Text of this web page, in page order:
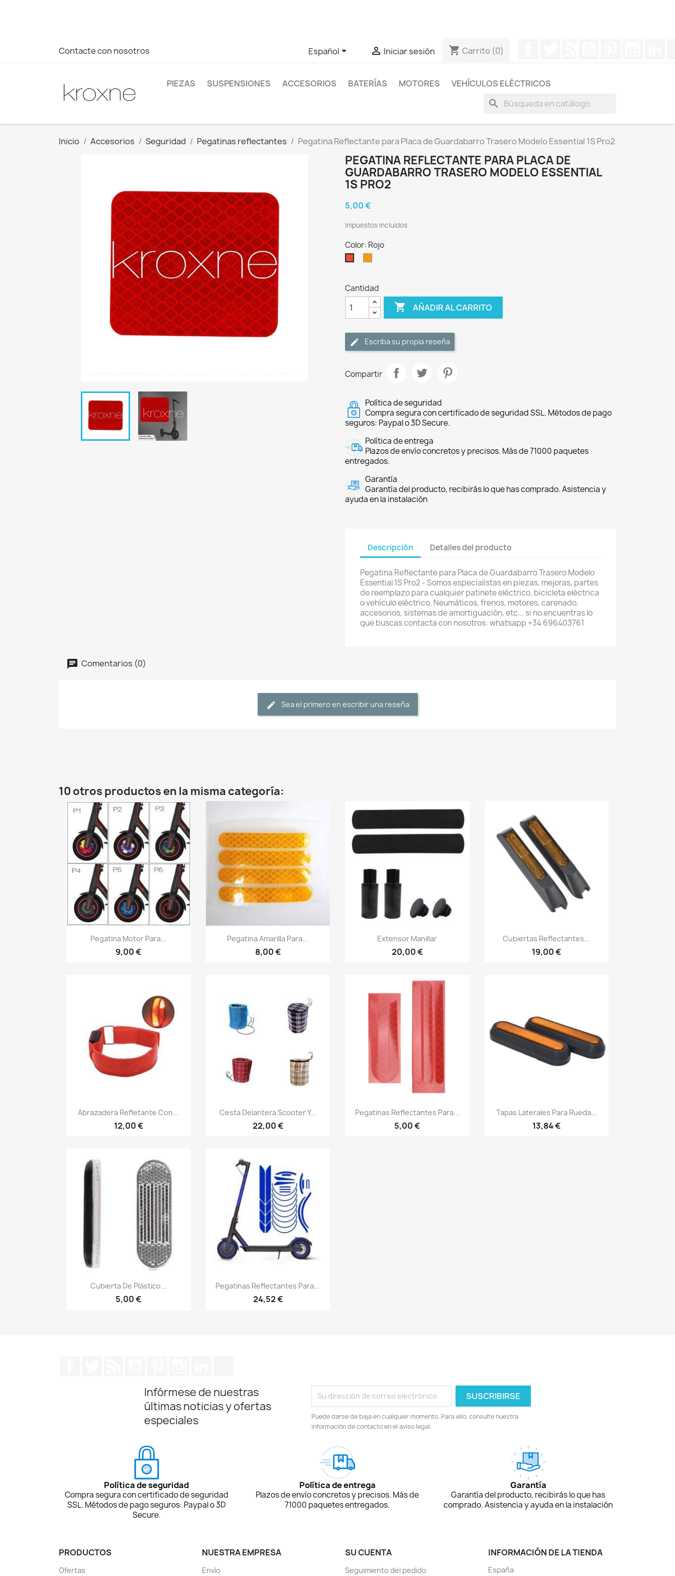
Contacte con nosotros Español  Iniciar sesión shopping_cart Carrito (0)
PIEZAS SUSPENSIONES ACCESORIOS BATERÍAS MOTORES VEHÍCULOS ELÉCTRICOS
search
Inicio Accesorios Seguridad Pegatinas reflectantes Pegatina Reflectante para Placa de Guardabarro Trasero Modelo Essential 1S Pro2
PEGATINA REFLECTANTE PARA PLACA DE
GUARDABARRO TRASERO MODELO ESSENTIAL
1S PRO2
5,00 €
Impuestos incluidos
Color: Rojo
Cantidad
 AÑADIR AL CARRITO
Escriba su propia reseña
Compartir
Política de seguridad
Compra segura con certificado de seguridad SSL. Métodos de pago
seguros: Paypal o 3D Secure.
Política de entrega
Plazos de envío concretos y precisos. Más de 71000 paquetes
entregados.
Garantía
Garantía del producto, recibirás lo que has comprado. Asistencia y
ayuda en la instalación
Descripción Detalles del producto
Pegatina Reflectante para Placa de Guardabarro Trasero Modelo
Essential 1S Pro2 - Somos especialistas en piezas, mejoras, partes
de reemplazo para cualquier patinete eléctrico, bicicleta eléctrica
o vehículo eléctrico. Neumáticos, frenos, motores, carenado,
accesorios, sistemas de amortiguación, etc... si no encuentras lo
que buscas contacta con nosotros: whatsapp +34 696403761
Comentarios (0)
Sea el primero en escribir una reseña
10 otros productos en la misma categoría:
Vista rápida
Pegatina Motor Para...
9,00 €
Vista rápida
Pegatina Amarilla Para...
8,00 €
Vista rápida
Extensor Manillar
20,00 €
Vista rápida
Cubiertas Reflectantes...
19,00 €
Vista rápida
Abrazadera Refletante Con...
12,00 €
Vista rápida
Cesta Delantera Scooter Y...
22,00 €
 Vista rápida
Pegatinas Reflectantes Para...
5,00 €
Vista rápida
Tapas Laterales Para Rueda...
13,84 €
Vista rápida
Cubierta De Plástico...
5,00 €
 Vista rápida
Pegatinas Reflectantes Para...
24,52 €
Infórmese de nuestras
últimas noticias y ofertas
especiales
Puede darse de baja en cualquier momento. Para ello, consulte nuestra
información de contacto en el aviso legal.
Política de seguridad
Compra segura con certificado de seguridad
SSL. Métodos de pago seguros: Paypal o 3D
Secure.
Política de entrega
Plazos de envío concretos y precisos. Más de
71000 paquetes entregados.
Garantía
Garantía del producto, recibirás lo que has
comprado. Asistencia y ayuda en la instalación
PRODUCTOS
Ofertas
NUESTRA EMPRESA
Envío
SU CUENTA
Seguimiento del pedido
INFORMACIÓN DE LA TIENDA
España